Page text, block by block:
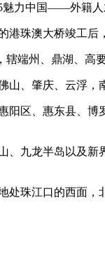
力中国——外籍人
珠澳大桥竣工后
端州、鼎湖、高
、肇庆、云浮，
区、惠东县、
九龙半岛以及
珠江口的西面